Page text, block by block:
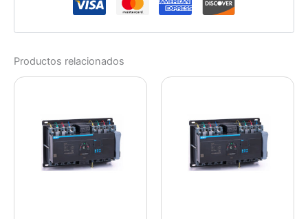
Productos relacionados